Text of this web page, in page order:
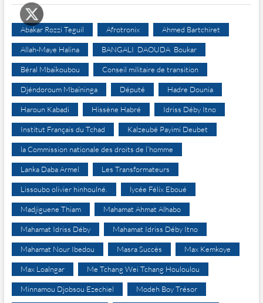
Abakar Rozzi Teguil Afrotronix Ahmed Bartchiret
Allah-Maye Halina BANGALI DAOUDA Boukar
Béral Mbaïkoubou Conseil militaire de transition
Djéndoroum Mbaïninga Député Hadre Dounia
Haroun Kabadi Hissène Habré Idriss Déby Itno
Institut Français du Tchad Kalzeubé Payimi Deubet
la Commission nationale des droits de l’homme
Lanka Daba Armel Les Transformateurs
Lissoubo olivier hinhoulné. lycée Félix Eboué
Madjiguene Thiam Mahamat Ahmat Alhabo
Mahamat Idriss Déby Mahamat Idriss Déby Itno
Mahamat Nour Ibedou Masra Succès Max Kemkoye
Max Loalngar Me Tchang Wei Tchang Houloulou
Minnamou Djobsou Ezechiel Modeh Boy Trésor